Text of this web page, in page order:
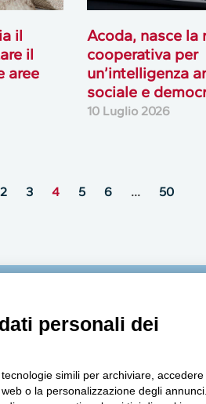
il
il
aree
Acoda, nasce la
cooperativa per
un’intelligenza
sociale e
10 Luglio 2026
2 3 4 5 6 … 50
video, storie e webinar.
personali dei
simili per archiviare, accedere
o la personalizzazione degli annunci.